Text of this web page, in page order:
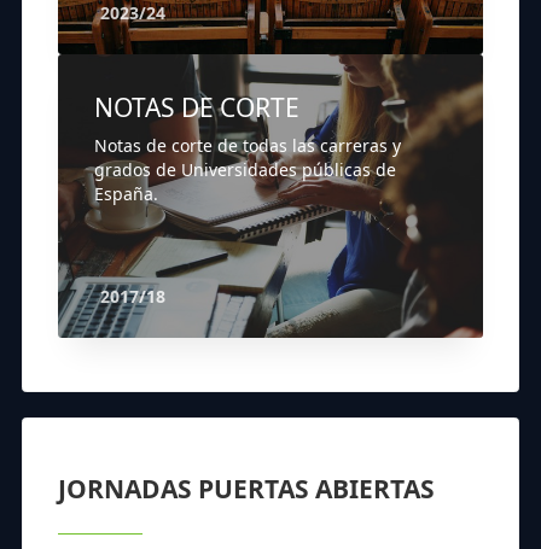
2023/24
NOTAS DE CORTE
Notas de corte de todas las carreras y
grados de Universidades públicas de
España.
2017/18
JORNADAS PUERTAS ABIERTAS